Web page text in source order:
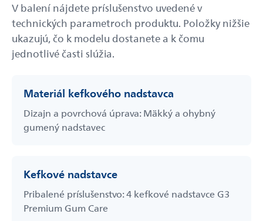
V balení nájdete príslušenstvo uvedené v
technických parametroch produktu. Položky nižšie
ukazujú, čo k modelu dostanete a k čomu
jednotlivé časti slúžia.
Materiál kefkového nadstavca
Dizajn a povrchová úprava: Mäkký a ohybný
gumený nadstavec
Kefkové nadstavce
Pribalené príslušenstvo: 4 kefkové nadstavce G3
Premium Gum Care